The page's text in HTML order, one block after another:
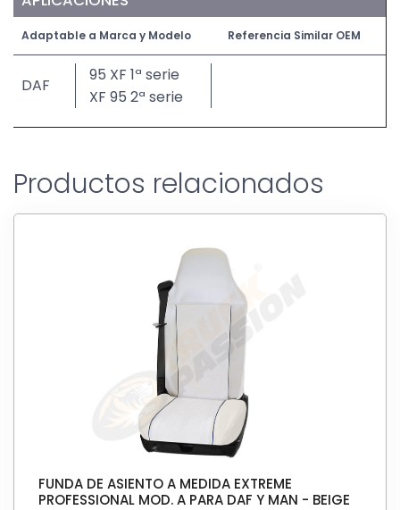
Adaptable a Marca y Modelo Referencia Similar OEM
DAF
95 XF 1ª serie
XF 95 2ª serie
Productos relacionados
FUNDA DE ASIENTO A MEDIDA EXTREME
PROFESSIONAL MOD. A PARA DAF Y MAN - BEIGE